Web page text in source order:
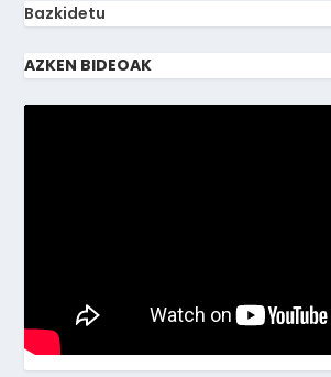
Bazkidetu
AZKEN BIDEOAK